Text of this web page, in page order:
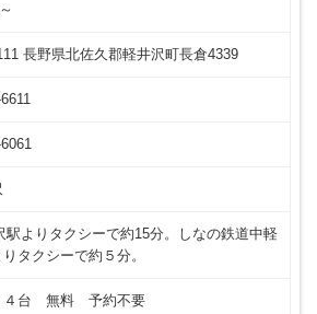
長野県北佐久郡軽井沢町長倉4339
駅よりタクシーで約15分。しなの鉄道中軽
タクシーで約５分。
台 無料 予約不要